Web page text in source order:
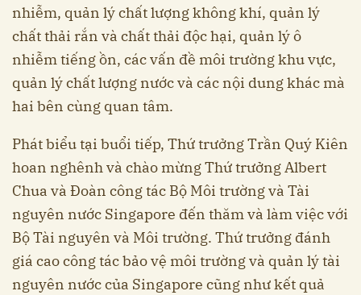
nhiễm, quản lý chất lượng không khí, quản lý
chất thải rắn và chất thải độc hại, quản lý ô
nhiễm tiếng ồn, các vấn đề môi trường khu vực,
quản lý chất lượng nước và các nội dung khác mà
hai bên cùng quan tâm.
Phát biểu tại buổi tiếp, Thứ trưởng Trần Quý Kiên
hoan nghênh và chào mừng Thứ trưởng Albert
Chua và Đoàn công tác Bộ Môi trường và Tài
nguyên nước Singapore đến thăm và làm việc với
Bộ Tài nguyên và Môi trường. Thứ trưởng đánh
giá cao công tác bảo vệ môi trường và quản lý tài
nguyên nước của Singapore cũng như kết quả